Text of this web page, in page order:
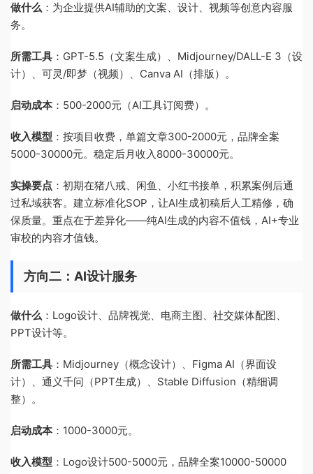
做什么 ：为企业提供AI辅助的文案、设计、视频等创意内容服
务。
所需工具 ：GPT-5.5（文案生成）、Midjourney/DALL-E 3（设
计）、可灵/即梦（视频）、Canva AI（排版）。
启动成本：500-2000元（AI工具订阅费）。
收入模型 ：按项目收费，单篇文章300-2000元，品牌全案
5000-30000元。稳定后月收入8000-30000元。
实操要点 ：初期在猪八戒、闲鱼、小红书接单，积累案例后通
过私域获客。建立标准化SOP，让AI生成初稿后人工精修，确
保质量。重点在于差异化——纯AI生成的内容不值钱，AI+专业
审校的内容才值钱。
方向二：AI设计服务
做什么 ：Logo设计、品牌视觉、电商主图、社交媒体配图、
PPT设计等。
所需工具 ：Midjourney（概念设计）、Figma AI（界面设
计）、通义千问（PPT生成）、Stable Diffusion（精细调
整）。
启动成本：1000-3000元。
收入模型 ：Logo设计500-5000元，品牌全案10000-50000